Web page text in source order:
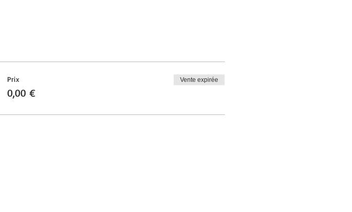
Prix
0,00 €
Vente expirée